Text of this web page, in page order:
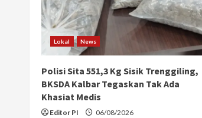
Lokal News
Polisi Sita 551,3 Kg Sisik Trenggiling,
BKSDA Kalbar Tegaskan Tak Ada
Khasiat Medis
Editor PI 06/08/2026